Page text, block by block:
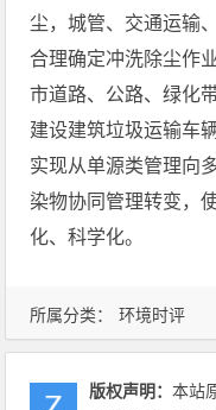
所属分类： 环境时评
尘，城管、交通运输
合理确定冲洗除尘作
市道路、公路、绿化
建设建筑垃圾运输车
实现从单源类管理向
染物协同管理转变，
化、科学化。
版权声明：本站